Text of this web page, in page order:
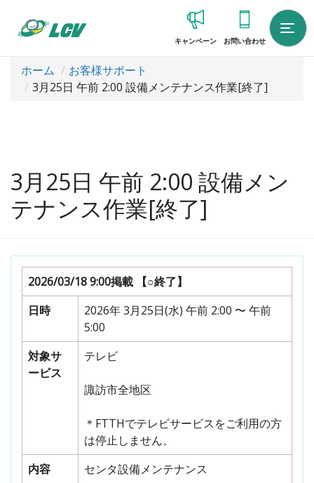
キャンペーン お問い合わせ
ホーム
お客様サポート
3月25日 午前 2:00 設備メンテナンス作業[終了]
3月25日 午前 2:00 設備メン
テナンス作業[終了]
2026/03/18 9:00掲載
【○終了】
日時
2026年 3月25日(水) 午前 2:00 〜 午前
5:00
対象サ
ービス
テレビ
諏訪市全地区
＊FTTHでテレビサービスをご利用の方
は停止しません。
内容
センタ設備メンテナンス